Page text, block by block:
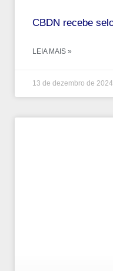
CBDN recebe
LEIA MAIS »
13 de dezembro de 2024